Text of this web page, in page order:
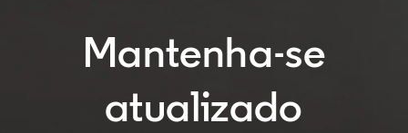
Mantenha-se
atualizado